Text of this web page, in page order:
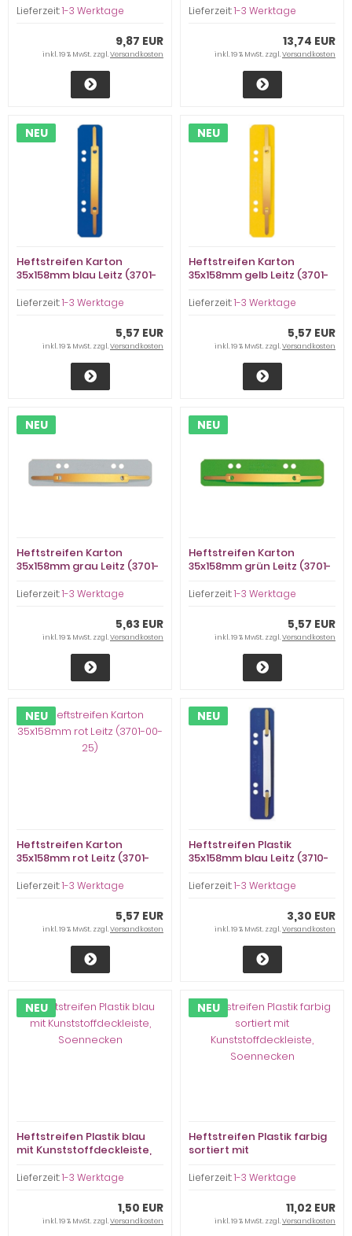
Lieferzeit:1-3 Werktage
9,87 EUR
inkl. 19 % MwSt. zzgl.Versandkosten
Lieferzeit:1-3 Werktage
13,74 EUR
inkl. 19 % MwSt. zzgl.Versandkosten
NEU
Heftstreifen Karton
35x158mm blau Leitz (3701-
Lieferzeit:1-3 Werktage
5,57 EUR
inkl. 19 % MwSt. zzgl.Versandkosten
NEU
Heftstreifen Karton
35x158mm gelb Leitz (3701-
Lieferzeit:1-3 Werktage
5,57 EUR
inkl. 19 % MwSt. zzgl.Versandkosten
NEU
Heftstreifen Karton
35x158mm grau Leitz (3701-
Lieferzeit:1-3 Werktage
5,63 EUR
inkl. 19 % MwSt. zzgl.Versandkosten
NEU
Heftstreifen Karton
35x158mm grün Leitz (3701-
Lieferzeit:1-3 Werktage
5,57 EUR
inkl. 19 % MwSt. zzgl.Versandkosten
NEU
Heftstreifen Karton
35x158mm rot Leitz (3701-
Lieferzeit:1-3 Werktage
5,57 EUR
inkl. 19 % MwSt. zzgl.Versandkosten
NEU
Heftstreifen Plastik
35x158mm blau Leitz (3710-
Lieferzeit:1-3 Werktage
3,30 EUR
inkl. 19 % MwSt. zzgl.Versandkosten
NEU
Heftstreifen Plastik blau
mit Kunststoffdeckleiste,
Lieferzeit:1-3 Werktage
1,50 EUR
inkl. 19 % MwSt. zzgl.Versandkosten
NEU
Heftstreifen Plastik farbig
sortiert mit
Soennecken
Lieferzeit:1-3 Werktage
11,02 EUR
inkl. 19 % MwSt. zzgl.Versandkosten